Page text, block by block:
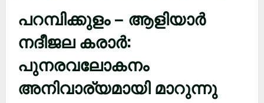
പറമ്പിക്കുളം – ആളിയാർ
നദീജല കരാർ:
പുനരവലോകനം
അനിവാര്യമായി മാറുന്നു